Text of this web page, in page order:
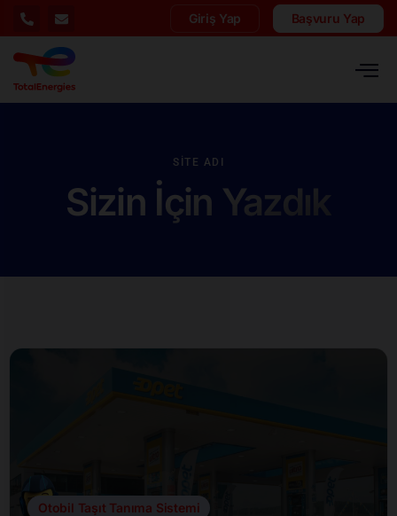
Giriş Yap Başvuru Yap
SITE ADI
Sizin İçin Yazdık
Otobil Taşıt Tanıma Sistemi